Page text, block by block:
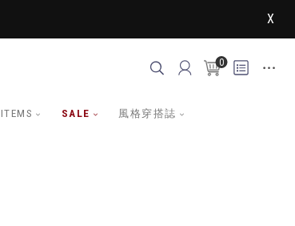
X
0
ITEMS SALE 風格穿搭誌